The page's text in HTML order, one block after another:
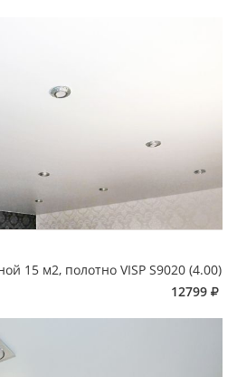
15 м2, полотно VISP S9020 (4.00)
12799